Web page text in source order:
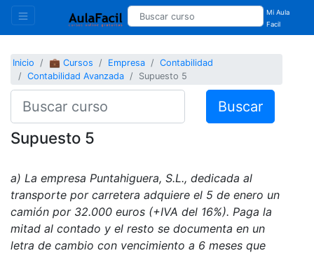
Mi Aula
Facil
Inicio 💼 Cursos Empresa
Contabilidad
Contabilidad Avanzada
Supuesto 5
Buscar
Supuesto 5
a) La empresa Puntahiguera, S.L., dedicada al
transporte por carretera adquiere el 5 de enero un
camión por 32.000 euros (+IVA del 16%). Paga la
mitad al contado y el resto se documenta en un
letra de cambio con vencimiento a 6 meses que